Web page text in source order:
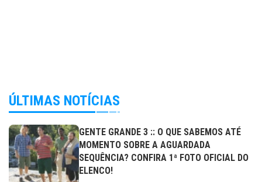
ÚLTIMAS NOTÍCIAS
GENTE GRANDE 3 :: O QUE SABEMOS ATÉ
MOMENTO SOBRE A AGUARDADA
SEQUÊNCIA? CONFIRA 1ª FOTO OFICIAL DO
ELENCO!